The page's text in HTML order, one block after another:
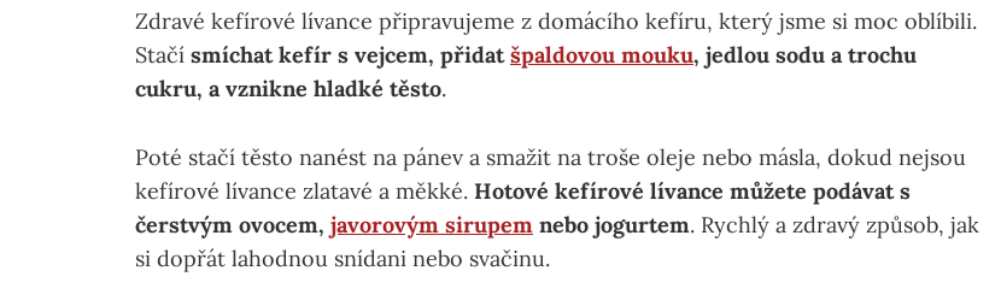
Zdravé kefírové lívance připravujeme z domácího kefíru, který jsme si moc oblíbili.
Stačí smíchat kefír s vejcem, přidatšpaldovou mouku, jedlou sodu a trochu
cukru, a vznikne hladké těsto.
Poté stačí těsto nanést na pánev a smažit na troše oleje nebo másla, dokud nejsou
kefírové lívance zlatavé a měkké. Hotové kefírové lívance můžete podávat s
čerstvým ovocem, javorovým sirupem nebo jogurtem. Rychlý a zdravý způsob, jak
si dopřát lahodnou snídani nebo svačinu.